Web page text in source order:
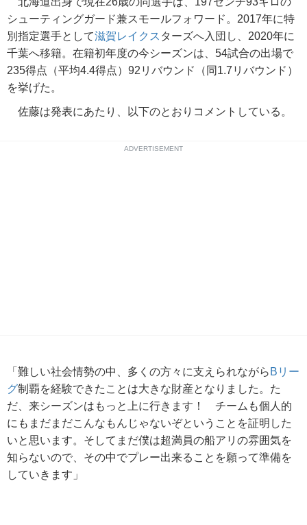
シューティングガード兼スモールフォワード。2017年に特
別指定選手として滋賀レイクス ターズへ入団し、2020年に
千葉へ移籍。在籍初年度の今シーズンは、54試合の出場で
235得点（平均4.4得点）92リバウンド（同1.7リバウンド）
を挙げた。
佐藤は発表にあたり、以下のとおりコメントしている。
ADVERTISEMENT
「難しい社会情勢の中、多くの方々に支えられながら Bリー
グ制覇を経験できたことは大きな財産となりました。た
だ、来シーズンはもっと上に行きます！ チームも個人的
にもまだまだこんなもんじゃないぞということを証明した
いと思います。そしてまだ僕は超満員の船アリの雰囲気を
知らないので、その中でプレー出来ることを願って準備を
していきます」